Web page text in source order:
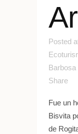
Posted
Barbosa
Share
Fue un
Bisvita
de